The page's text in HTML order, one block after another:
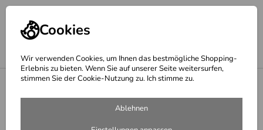
Cookies
Wir verwenden Cookies, um Ihnen das bestmögliche Shopping-
Erlebnis zu bieten. Wenn Sie auf unserer Seite weitersurfen,
stimmen Sie der Cookie-Nutzung zu. Ich stimme zu.
Ablehnen
Hepco Becker Träger